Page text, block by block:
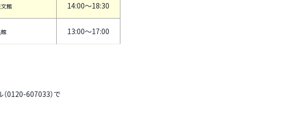
館 14:00～18:30
13:00～17:00
0120-607033）で